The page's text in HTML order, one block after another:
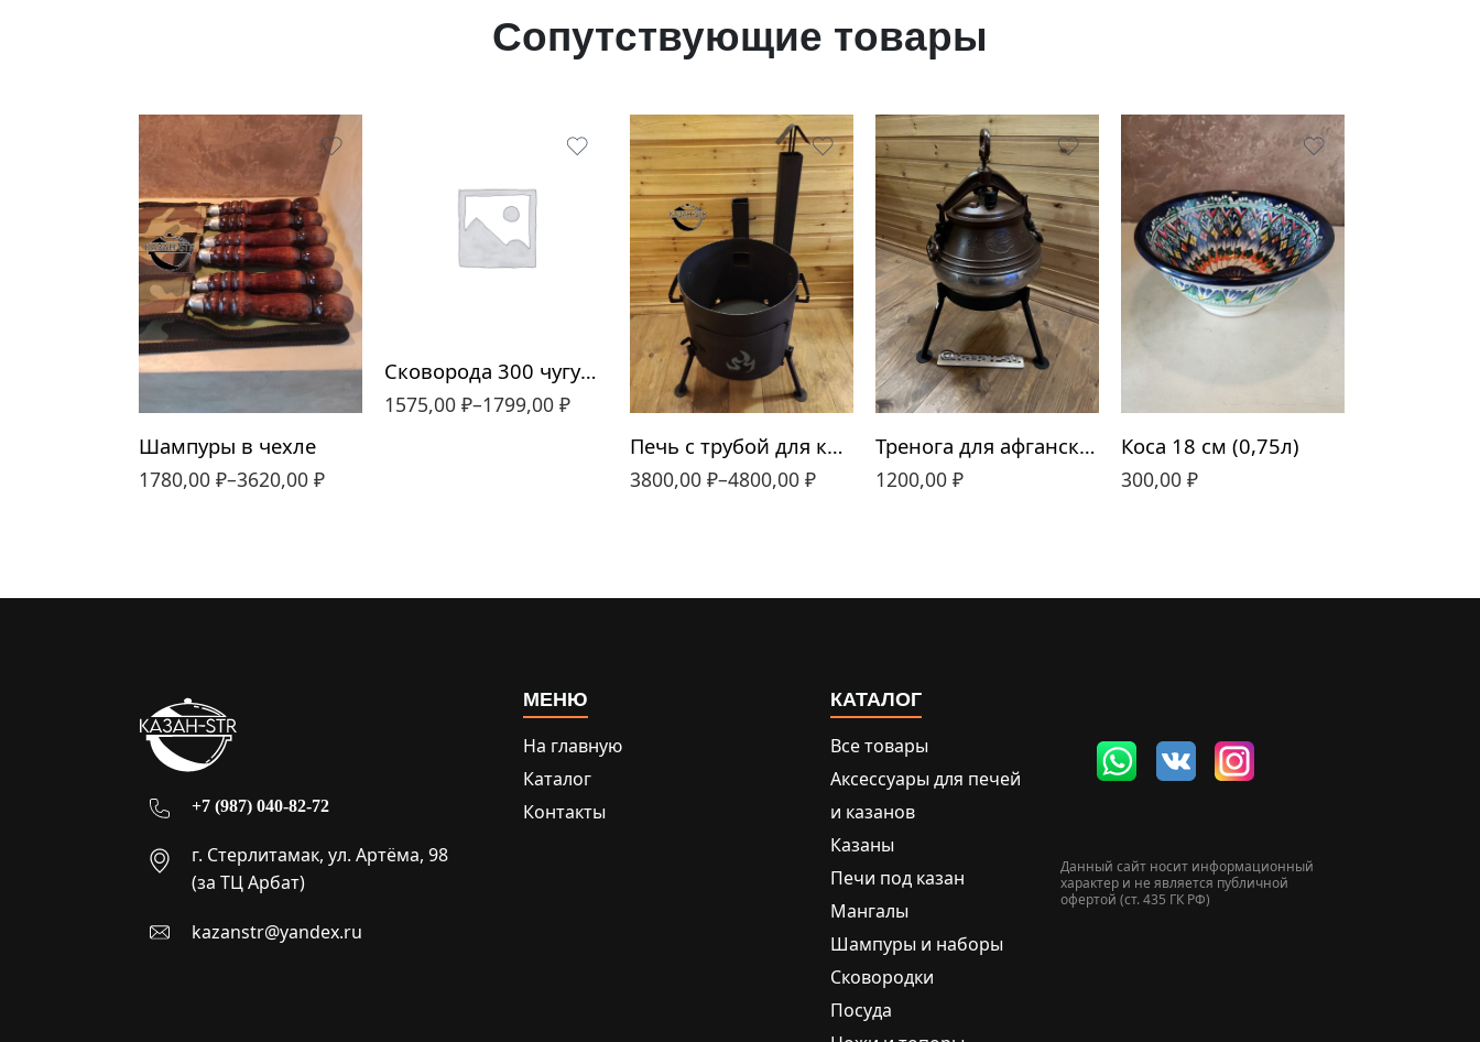
Сопутствующие товары
Шампуры в чехле
1780,00 ₽–3620,00 ₽
простой
простой(темная
ручка)
ручка)
полный
Сковорода 300 чугунная WOK
1575,00 ₽–1799,00 ₽
Печь с трубой для казана 320мм-480мм
3800,00 ₽–4800,00 ₽
320мм
340мм
360мм
410мм
440мм
480мм
Тренога для афганского казана 8-30 литров
1200,00 ₽
Коса 18 см (0,75л)
300,00 ₽
+7 (987) 040-82-72
г. Стерлитамак, ул. Артёма, 98
(за ТЦ Арбат)
kazanstr@yandex.ru
МЕНЮ
На главную
Каталог
Контакты
КАТАЛОГ
Все товары
Аксессуары для печей
и казанов
Казаны
Печи под казан
Мангалы
Шампуры и наборы
Сковородки
Посуда
Данный сайт носит информационный
характер и не является публичной
офертой (ст. 435 ГК РФ)